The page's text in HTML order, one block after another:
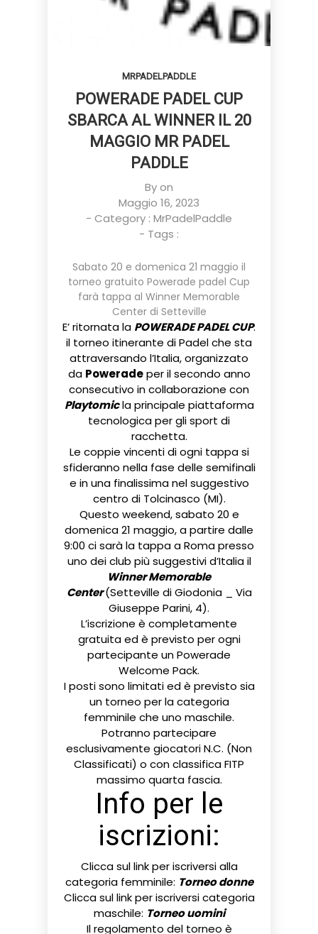
MRPADELPADDLE
POWERADE PADEL CUP
SBARCA AL WINNER IL 20
MAGGIO MR PADEL
PADDLE
By on
Maggio 16, 2023
- Category : MrPadelPaddle
- Tags :
Sabato 20 e domenica 21 maggio il
torneo gratuito Powerade padel Cup
farà tappa al Winner Memorable
Center di Setteville
E’ ritornata la POWERADE PADEL CUP:
il torneo itinerante di Padel che sta
attraversando l’Italia, organizzato
da Poweradeper il secondo anno
consecutivo in collaborazione con
Playtomicla principale piattaforma
tecnologica per gli sport di
racchetta.
Le coppie vincenti di ogni tappa si
sfideranno nella fase delle semifinali
e in una finalissima nel suggestivo
centro di Tolcinasco (MI).
Questo weekend, sabato 20 e
domenica 21 maggio, a partire dalle
9:00 ci sarà la tappa a Roma presso
uno dei club più suggestivi d’Italia il
Winner Memorable
Center(Setteville di Giodonia _ Via
Giuseppe Parini, 4).
L’iscrizione è completamente
gratuita ed è previsto per ogni
partecipante un Powerade
Welcome Pack.
I posti sono limitati ed è previsto sia
un torneo per la categoria
femminile che uno maschile.
Potranno partecipare
esclusivamente giocatori N.C. (Non
Classificati) o con classifica FITP
massimo quarta fascia.
Info per le
iscrizioni:
Clicca sul link per iscriversi alla
categoria femminile: Torneo donne
Clicca sul link per iscriversi categoria
maschile: Torneo uomini
Il regolamento del torneo è